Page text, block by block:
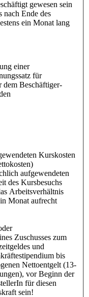
gewesen sein
nach Ende des
ein Monat lang
einer
für
dem Beschäftiger-
Kurskosten
aufgewendeten
des Kursbesuchs
Arbeitsverhältnis
Monat aufrecht
Zuschusses zum
und
bis
Nettoentgelt (13-
vor Beginn der
für diesen
sein!